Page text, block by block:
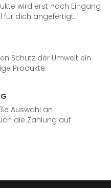
wird erst nach Eingang
für dich angefertigt.
Schutz der Umwelt ein
Produkte.
Auswahl an
die Zahlung auf